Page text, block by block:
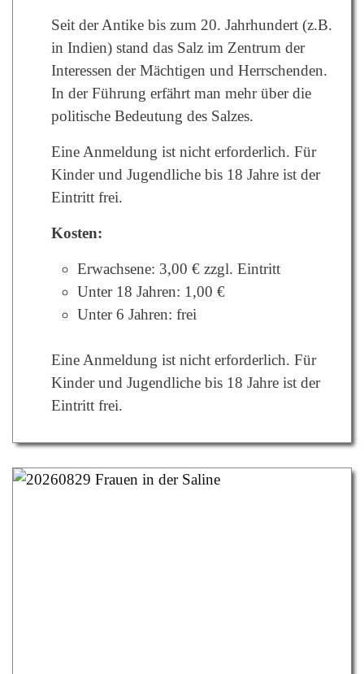
Seit der Antike bis zum 20. Jahrhundert (z.B.
in Indien) stand das Salz im Zentrum der
Interessen der Mächtigen und Herrschenden.
In der Führung erfährt man mehr über die
politische Bedeutung des Salzes.
Eine Anmeldung ist nicht erforderlich. Für
Kinder und Jugendliche bis 18 Jahre ist der
Eintritt frei.
Kosten:
Erwachsene: 3,00 € zzgl. Eintritt
Unter 18 Jahren: 1,00 €
Unter 6 Jahren: frei
Eine Anmeldung ist nicht erforderlich. Für
Kinder und Jugendliche bis 18 Jahre ist der
Eintritt frei.